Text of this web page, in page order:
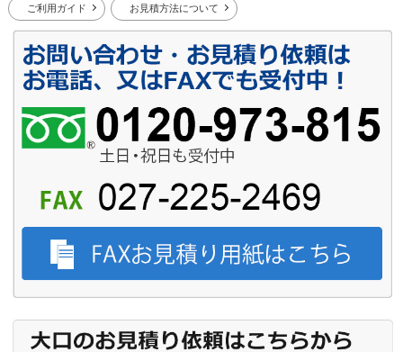
ご利用ガイド お見積方法について